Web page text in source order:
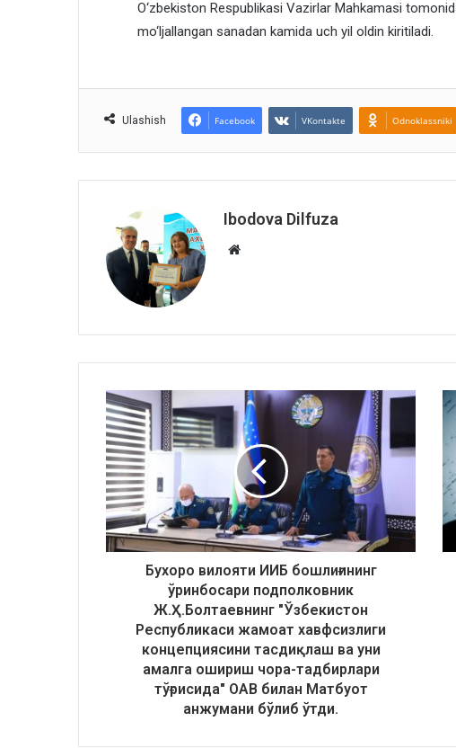
O‘zbekiston Respublikasi Vazirlar Mahkamasi
mo‘ljallangan sanadan kamida uch yil oldin kiritiladi.
Ulashish Facebook VKontakte Odnoklassniki
Ibodova Dilfuza
Website
Бухоро вилояти ИИБ бошлиғининг
ўринбосари подполковник
Ж.Ҳ.Болтаевнинг "Ўзбекистон
Республикаси жамоат хавфсизлиги
концепциясини тасдиқлаш ва уни
амалга ошириш чора-тадбирлари
тўғрисида" ОАВ билан Матбуот
анжумани бўлиб ўтди.